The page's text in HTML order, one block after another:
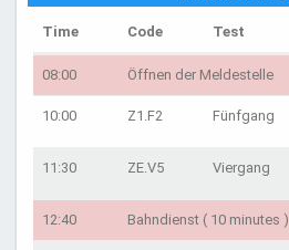
Time Code Test
08:00 Öffnen der Meldestelle
10:00 Z1.F2 Fünfgang
11:30 ZE.V5 Viergang
12:40 Bahndienst ( 10 minutes )